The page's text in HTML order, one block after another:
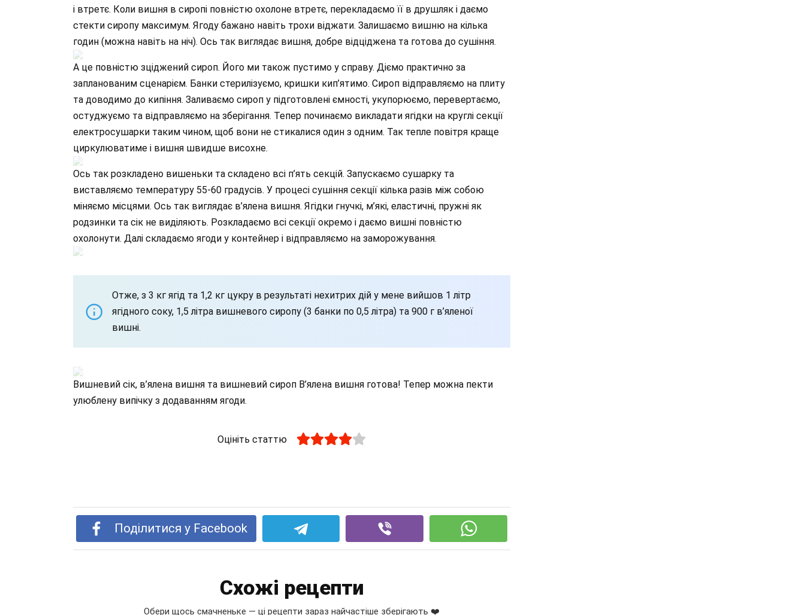
і втретє. Коли вишня в сиропі повністю охолоне втретє, перекладаємо її в друшляк і даємо
стекти сиропу максимум. Ягоду бажано навіть трохи віджати. Залишаємо вишню на кілька
годин (можна навіть на ніч). Ось так виглядає вишня, добре відціджена та готова до сушіння.
А це повністю зціджений сироп. Його ми також пустимо у справу. Діємо практично за
запланованим сценарієм. Банки стерилізуємо, кришки кип’ятимо. Сироп відправляємо на плиту
та доводимо до кипіння. Заливаємо сироп у підготовлені ємності, укупорюємо, перевертаємо,
остуджуємо та відправляємо на зберігання. Тепер починаємо викладати ягідки на круглі секції
електросушарки таким чином, щоб вони не стикалися один з одним. Так тепле повітря краще
циркулюватиме і вишня швидше висохне.
Ось так розкладено вишеньки та складено всі п’ять секцій. Запускаємо сушарку та
виставляємо температуру 55-60 градусів. У процесі сушіння секції кілька разів між собою
міняємо місцями. Ось так виглядає в’ялена вишня. Ягідки гнучкі, м’які, еластичні, пружні як
родзинки та сік не виділяють. Розкладаємо всі секції окремо і даємо вишні повністю
охолонути. Далі складаємо ягоди у контейнер і відправляємо на заморожування.
Отже, з 3 кг ягід та 1,2 кг цукру в результаті нехитрих дій у мене вийшов 1 літр
ягідного соку, 1,5 літра вишневого сиропу (3 банки по 0,5 літра) та 900 г в’яленої
вишні.
Вишневий сік, в’ялена вишня та вишневий сироп В’ялена вишня готова! Тепер можна пекти
улюблену випічку з додаванням ягоди.
Оцініть статтю
Поділитися у Facebook
Схожі рецепти
Обери щось смачненьке — ці рецепти зараз найчастіше зберігають ❤️